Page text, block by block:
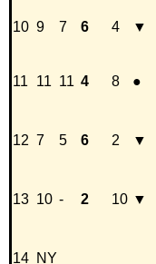
10 9 7 6 4 ▼
11 11 11 4 8 ●
12 7 5 6 2 ▼
13 10 - 2 10 ▼
14 NY